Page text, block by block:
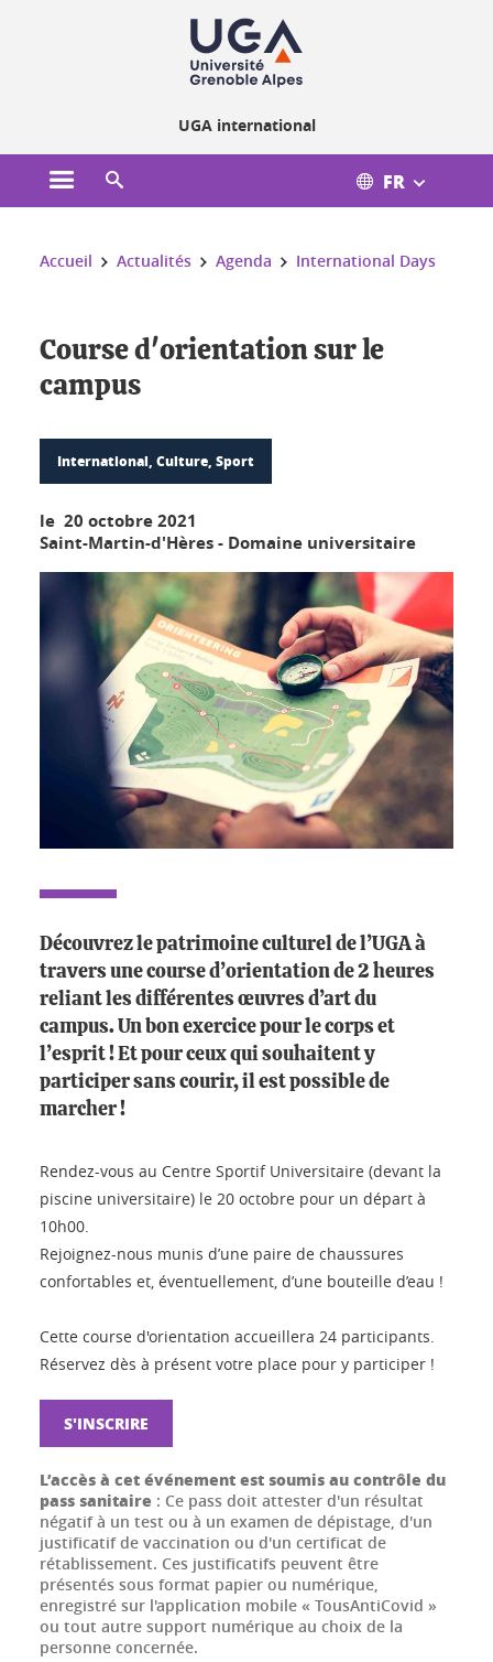
UGA international
Ouvrir le menu principal FR
Vous êtes ici :
Accueil Actualités Agenda International Days
Course d'orientation sur le
campus
International, Culture, Sport
le 20 octobre 2021
Saint-Martin-d'Hères - Domaine universitaire
Découvrez le patrimoine culturel de l’UGA à
travers une course d’orientation de 2 heures
reliant les différentes œuvres d’art du
campus. Un bon exercice pour le corps et
l’esprit ! Et pour ceux qui souhaitent y
participer sans courir, il est possible de
marcher !
Rendez-vous au Centre Sportif Universitaire (devant la
piscine universitaire) le 20 octobre pour un départ à
10h00.
Rejoignez-nous munis d’une paire de chaussures
confortables et, éventuellement, d’une bouteille d’eau !
Cette course d'orientation accueillera 24 participants.
Réservez dès à présent votre place pour y participer !
S'INSCRIRE
L’accès à cet événement est soumis au contrôle du
pass sanitaire : Ce pass doit attester d'un résultat
négatif à un test ou à un examen de dépistage, d'un
justificatif de vaccination ou d'un certificat de
rétablissement. Ces justificatifs peuvent être
présentés sous format papier ou numérique,
enregistré sur l'application mobile « TousAntiCovid »
ou tout autre support numérique au choix de la
personne concernée.